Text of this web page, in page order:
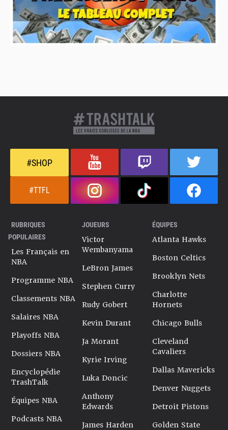
#SHOP
#TTFL
RUBRIQUES
POPULAIRES
Les Français en
NBA
Programme NBA
Classements NBA
Salaires NBA
Playoffs NBA
Dossiers NBA
Encyclopédie
TrashTalk
Équipes NBA
Podcasts NBA
JOUEURS
Victor
Wembanyama
LeBron James
Stephen Curry
Rudy Gobert
Kevin Durant
Ja Morant
Kyrie Irving
Luka Doncic
Anthony
Edwards
James Harden
ÉQUIPES
Atlanta Hawks
Boston Celtics
Brooklyn Nets
Charlotte
Hornets
Chicago Bulls
Cleveland
Cavaliers
Dallas Mavericks
Denver Nuggets
Detroit Pistons
Golden State